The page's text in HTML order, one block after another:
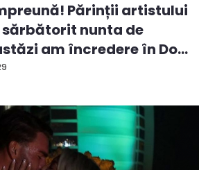
Părinții artistului
sărbătorit nunta de
am încredere în Do...